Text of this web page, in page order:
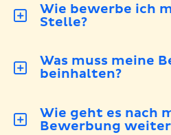
Wie bewerbe ich
Stelle?
Was muss meine
beinhalten?
Wie geht es nach
Bewerbung